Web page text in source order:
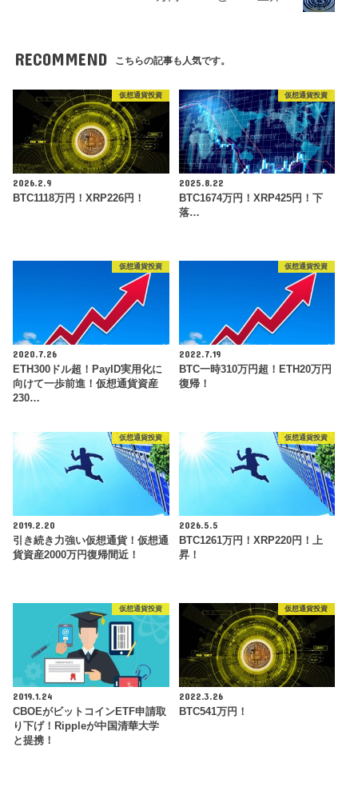
RECOMMEND こちらの記事も人気です。
仮想通貨投資
2026.2.9
BTC1118万円！XRP226円！
仮想通貨投資
2025.8.22
BTC1674万円！XRP425円！下
落…
仮想通貨投資
2020.7.26
ETH300ドル超！PayID実用化に
向けて一歩前進！仮想通貨資産
230…
仮想通貨投資
2022.7.19
BTC一時310万円超！ETH20万円
復帰！
仮想通貨投資
2019.2.20
引き続き力強い仮想通貨！仮想通
貨資産2000万円復帰間近！
仮想通貨投資
2026.5.5
BTC1261万円！XRP220円！上
昇！
仮想通貨投資
2019.1.24
CBOEがビットコインETF申請取
り下げ！Rippleが中国清華大学
と提携！
仮想通貨投資
2022.3.26
BTC541万円！